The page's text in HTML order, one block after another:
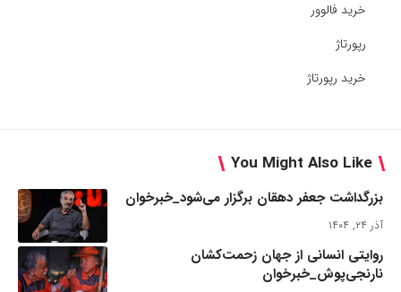
خرید فالوور
رپورتاژ
خرید رپورتاژ
You Might Also Like
بزرگداشت جعفر دهقان برگزار می‌شود_خبرخوان
آذر ۲۴, ۱۴۰۴
روایتی انسانی از جهان زحمت‌کشان
نارنجی‌پوش_خبرخوان